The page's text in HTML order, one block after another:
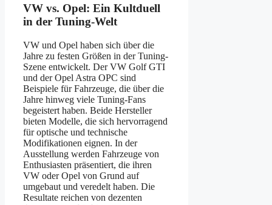
VW vs. Opel: Ein Kultduell
in der Tuning-Welt
VW und Opel haben sich über die
Jahre zu festen Größen in der Tuning-
Szene entwickelt. Der VW Golf GTI
und der Opel Astra OPC sind
Beispiele für Fahrzeuge, die über die
Jahre hinweg viele Tuning-Fans
begeistert haben. Beide Hersteller
bieten Modelle, die sich hervorragend
für optische und technische
Modifikationen eignen. In der
Ausstellung werden Fahrzeuge von
Enthusiasten präsentiert, die ihren
VW oder Opel von Grund auf
umgebaut und veredelt haben. Die
Resultate reichen von dezenten